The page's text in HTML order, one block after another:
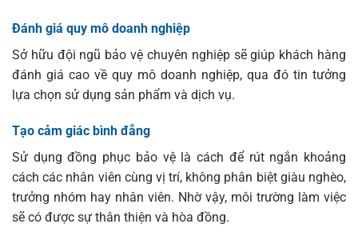
Đánh giá quy mô doanh nghiệp
Sở hữu đội ngũ bảo vệ chuyên nghiệp sẽ giúp khách hàng
đánh giá cao về quy mô doanh nghiệp, qua đó tin tưởng
lựa chọn sử dụng sản phẩm và dịch vụ.
Tạo cảm giác bình đẳng
Sử dụng đồng phục bảo vệ là cách để rút ngắn khoảng
cách các nhân viên cùng vị trí, không phân biệt giàu nghèo,
trưởng nhóm hay nhân viên. Nhờ vậy, môi trường làm việc
sẽ có được sự thân thiện và hòa đồng.